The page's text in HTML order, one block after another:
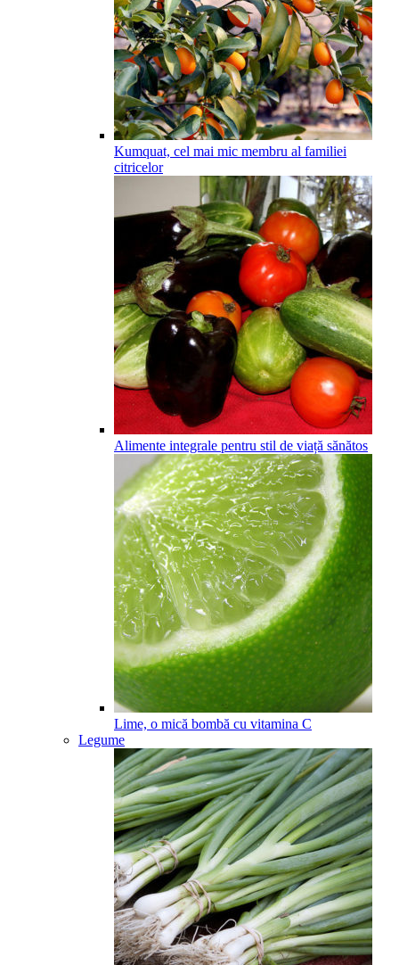
Kumquat, cel mai mic membru al familiei
citricelor
Alimente integrale pentru stil de viață sănătos
Lime, o mică bombă cu vitamina C
Legume